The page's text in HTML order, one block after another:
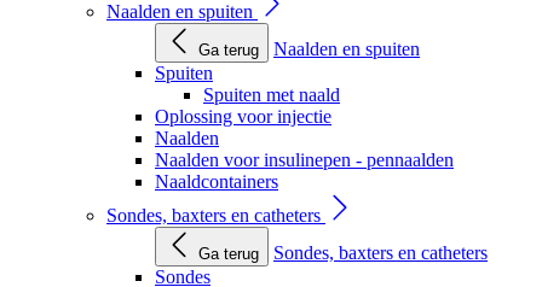
Naalden en spuiten
Ga terug
Naalden en spuiten
Spuiten
Spuiten met naald
Oplossing voor injectie
Naalden
Naalden voor insulinepen - pennaalden
Naaldcontainers
Sondes, baxters en catheters
Ga terug
Sondes, baxters en catheters
Sondes